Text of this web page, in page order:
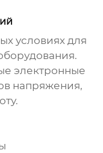
условиях для
электронные
напряжения,